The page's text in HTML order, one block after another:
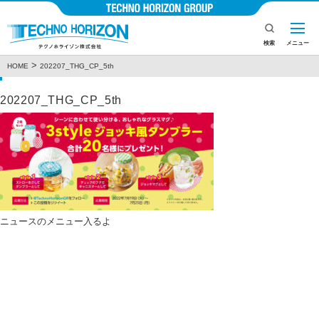
メニュー
企業情報
製品とサービス
ニュース
投資家情報
CSR
検索
HOME > 202207_THG_CP_5th
ニュース
202207_THG_CP_5th
ニュースのメニュー入るよ